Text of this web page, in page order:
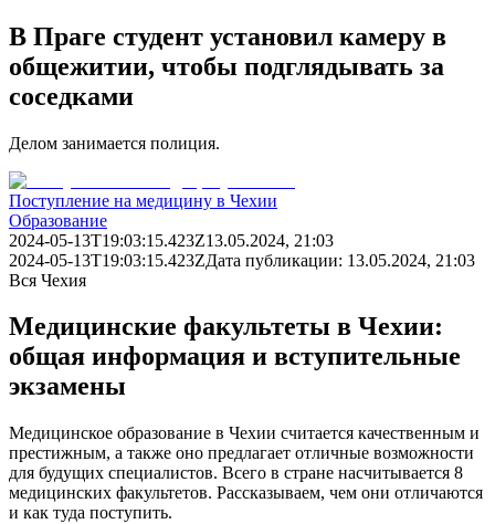
В Праге студент установил камеру в
общежитии, чтобы подглядывать за
соседками
Делом занимается полиция.
Поступление на медицину в Чехии
Образование
2024-05-13T19:03:15.423Z13.05.2024, 21:03
2024-05-13T19:03:15.423ZДата публикации: 13.05.2024, 21:03
Вся Чехия
Медицинские факультеты в Чехии:
общая информация и вступительные
экзамены
Медицинское образование в Чехии считается качественным и
престижным, а также оно предлагает отличные возможности
для будущих специалистов. Всего в стране насчитывается 8
медицинских факультетов. Рассказываем, чем они отличаются
и как туда поступить.